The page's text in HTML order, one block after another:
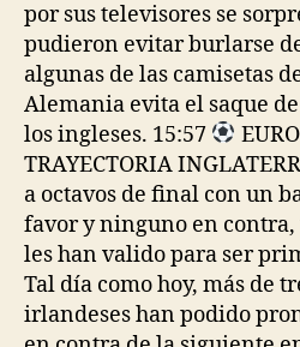
por sus televisores se
pudieron evitar burlarse
algunas de las camisetas
Alemania evita el saque
los ingleses. 15:57
TRAYECTORIA
a octavos de final con un
favor y ninguno en contra,
les han valido para ser
Tal día como hoy, más de
irlandeses han podido